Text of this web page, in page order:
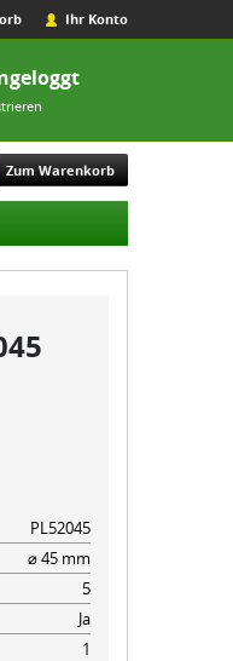
Ihr Konto
Zum Warenkorb
PL52045
⌀ 45 mm
5
Ja
1